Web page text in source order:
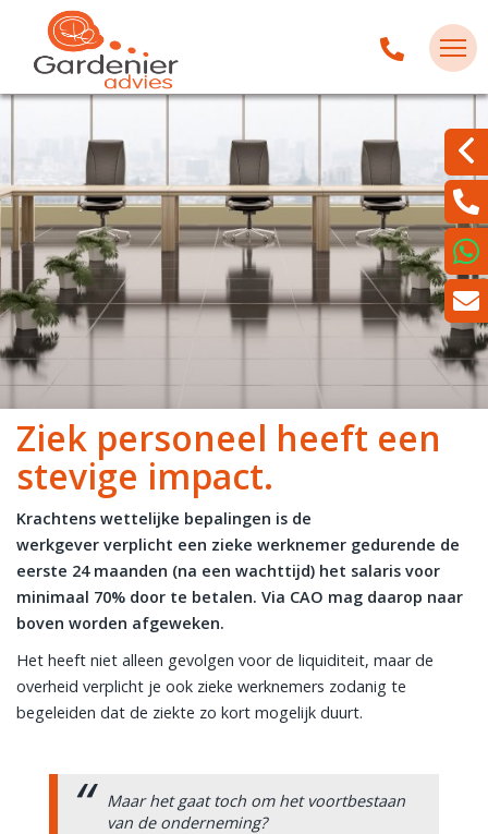
Ziek personeel heeft een
stevige impact.
Krachtens wettelijke bepalingen is de
werkgever verplicht een zieke werknemer gedurende de
eerste 24 maanden (na een wachttijd) het salaris voor
minimaal 70% door te betalen. Via CAO mag daarop naar
boven worden afgeweken.
Het heeft niet alleen gevolgen voor de liquiditeit, maar de
overheid verplicht je ook zieke werknemers zodanig te
begeleiden dat de ziekte zo kort mogelijk duurt.
Maar het gaat toch om het voortbestaan
van de onderneming?